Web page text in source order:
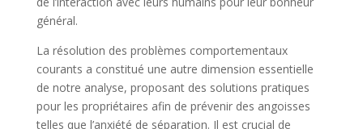
général.
La résolution des problèmes comportementaux
courants a constitué une autre dimension essentielle
de notre analyse, proposant des solutions pratiques
pour les propriétaires afin de prévenir des angoisses
telles que l’anxiété de séparation. Il est crucial de